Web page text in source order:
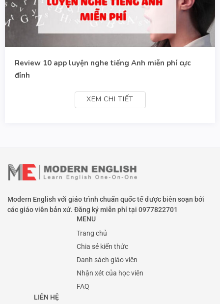
Review 10 app luyện nghe tiếng Anh miễn phí cực
đỉnh
XEM CHI TIẾT
Modern English với giáo trình chuẩn quốc tế được biên soạn bởi
các giáo viên bản xứ. Đăng ký miễn phí tại 0977822701
MENU
Trang chủ
Chia sẻ kiến thức
Danh sách giáo viên
Nhận xét của học viên
FAQ
LIÊN HỆ